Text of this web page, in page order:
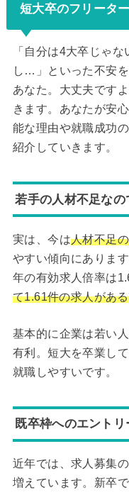
短大卒のフリータ
「自分は4大卒じゃ
し…」といった不安
あなた。大丈夫です
きます。あなたが安
能な理由や就職成功
紹介していきます。
若手の人材不足な
実は、今は人材不足
やすい傾向にありま
年の有効求人倍率は
て1.61件の求人がある
基本的に企業は若い
有利。短大を卒業し
就職しやすいです。
既卒枠へのエント
近年では、求人募集
増えています。新卒